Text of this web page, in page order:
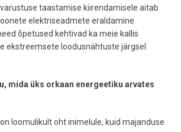
taastamise kiirendamisele aitab
elektriseadmete eraldamine
õpetused kehtivad ka meie kallis
ekstreemsete loodusnähtuste järgsel
mida üks orkaan energeetiku arvates
loomulikult oht inimelule, kuid majanduse